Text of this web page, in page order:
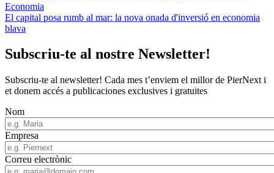
Economia
El capital posa rumb al mar: la nova onada d'inversió en economia
blava
Subscriu-te al nostre Newsletter!
Subscriu-te al newsletter! Cada mes t’enviem el millor de PierNext i
et donem accés a publicaciones exclusives i gratuites
Nom
Empresa
Correu electrònic